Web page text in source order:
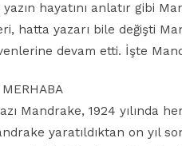
hayatını anlatır gibi
hatta yazarı bile değişti
devam etti. İşte
Mandrake, 1924 yılında
yaratıldıktan on yıl